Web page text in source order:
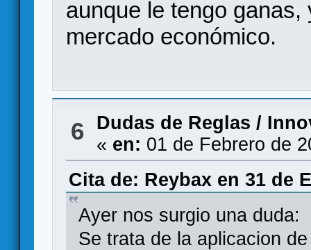
aunque le tengo
mercado económico.
6 Dudas de Reglas /
« en: 01 de Febrero de
Cita de: Reybax en 31 de
Ayer nos surgio una duda:
Se trata de la aplicacion